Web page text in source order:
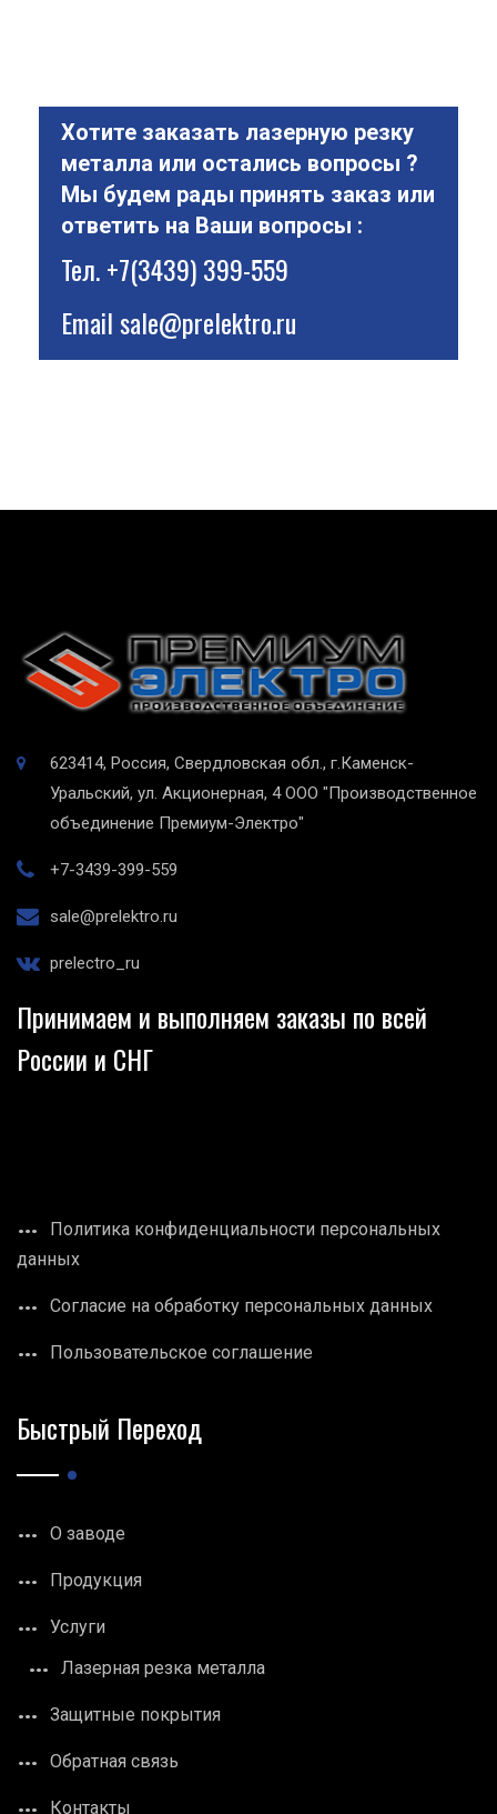
Хотите заказать лазерную резку
металла или остались вопросы ?
Мы будем рады принять заказ или
ответить на Ваши вопросы :
Тел.+7(3439) 399-559
Emailsale@prelektro.ru
623414, Россия, Свердловская обл., г.Каменск-
Уральский, ул. Акционерная, 4 ООО "Производственное
объединение Премиум-Электро"
+7-3439-399-559
sale@prelektro.ru
prelectro_ru
Принимаем и выполняем заказы по всей
России и СНГ
Политика конфиденциальности персональных
данных
Согласие на обработку персональных данных
Пользовательское соглашение
Быстрый Переход
О заводе
Продукция
Услуги
Лазерная резка металла
Защитные покрытия
Обратная связь
Контакты